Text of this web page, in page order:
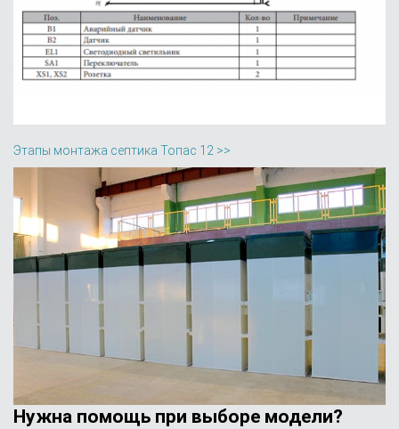
Этапы монтажа септика Топас 12 >>
Нужна помощь при выборе модели?